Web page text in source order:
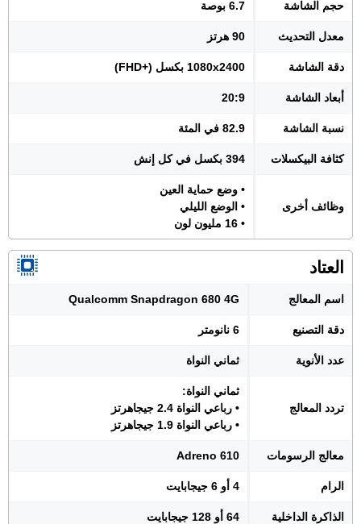
حجم الشاشة 6.7 بوصة
معدل التحديث 90 هرتز
دقة الشاشة 1080x2400 بكسل (+FHD)
أبعاد الشاشة 20:9
نسبة الشاشة 82.9 في المئة
كثافة البيكسلات 394 بكسل في كل إنش
وظائف أخرى
• وضع حماية العين
• الوضع الليلي
• 16 مليون لون
العتاد
اسم المعالج Qualcomm Snapdragon 680 4G
دقة التصنيع 6 نانومتر
عدد الأنوية ثماني النواة
تردد المعالج
ثماني النواة:
• رباعي النواة 2.4 جيجاهرتز
• رباعي النواة 1.9 جيجاهرتز
معالج الرسومات Adreno 610
الرام 4 أو 6 جيجابايت
الذاكرة الداخلية 64 أو 128 جيجابايت